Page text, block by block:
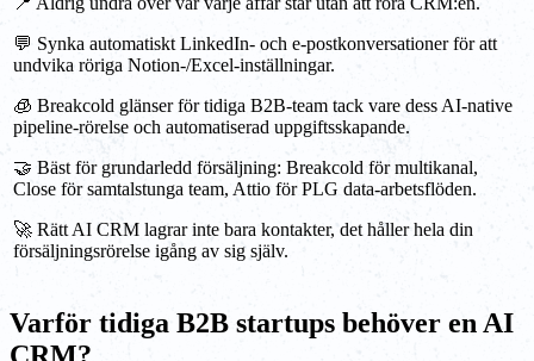
💬 Synka automatiskt LinkedIn- och e-postkonversationer för att
undvika röriga Notion-/Excel-inställningar.
🧊 Breakcold glänser för tidiga B2B-team tack vare dess AI-native
pipeline-rörelse och automatiserad uppgiftsskapande.
🤝 Bäst för grundarledd försäljning: Breakcold för multikanal,
Close för samtalstunga team, Attio för PLG data-arbetsflöden.
🚀 Rätt AI CRM lagrar inte bara kontakter, det håller hela din
försäljningsrörelse igång av sig själv.
Varför tidiga B2B startups behöver en AI